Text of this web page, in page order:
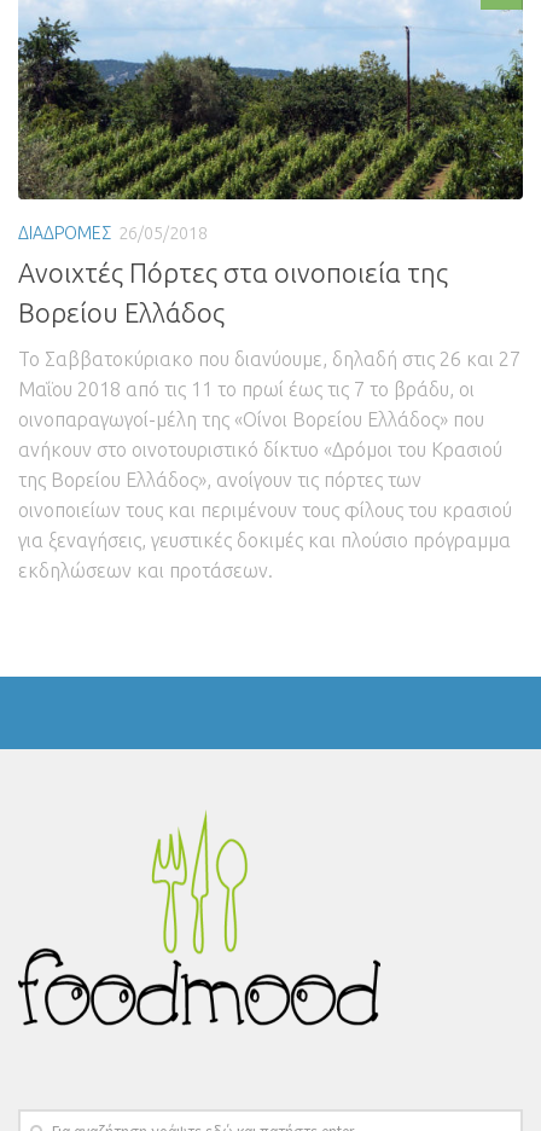
ΔΙΑΔΡΟΜΕΣ 26/05/2018
Ανοιχτές Πόρτες στα οινοποιεία της
Βορείου Ελλάδος
Το Σαββατοκύριακο που διανύουμε, δηλαδή στις 26 και 27
Μαΐου 2018 από τις 11 το πρωί έως τις 7 το βράδυ, οι
οινοπαραγωγοί-μέλη της «Οίνοι Βορείου Ελλάδος» που
ανήκουν στο οινοτουριστικό δίκτυο «Δρόμοι του Κρασιού
της Βορείου Ελλάδος», ανοίγουν τις πόρτες των
οινοποιείων τους και περιμένουν τους φίλους του κρασιού
για ξεναγήσεις, γευστικές δοκιμές και πλούσιο πρόγραμμα
εκδηλώσεων και προτάσεων.